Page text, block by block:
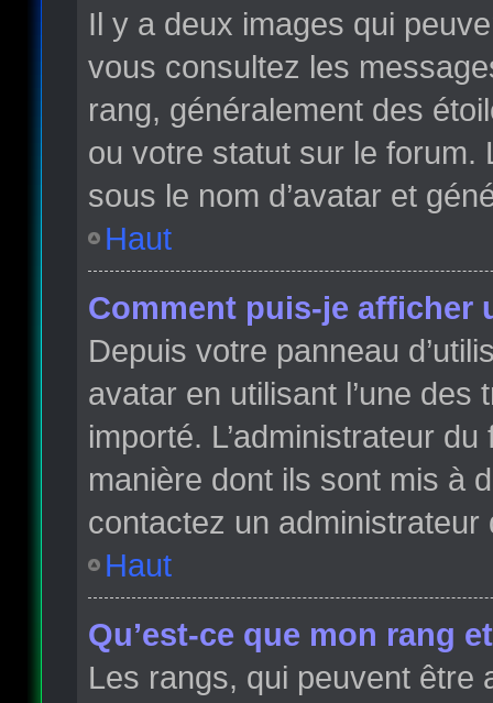
Il y a deux images qui
vous consultez les
rang, généralement des
ou votre statut sur le forum.
sous le nom d’avatar et
Haut
Comment puis-je afficher
Depuis votre panneau
avatar en utilisant l’une
importé. L’administrateur
manière dont ils sont mis à
contactez un administrateur
Haut
Qu’est-ce que mon rang
Les rangs, qui peuvent être